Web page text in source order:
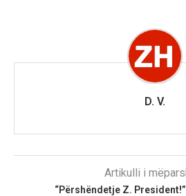
D. V.
Artikulli i
“Përshëndetje Z.